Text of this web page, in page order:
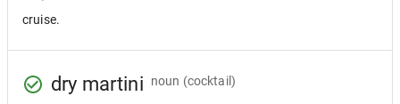
cruise.
dry martini noun (cocktail)